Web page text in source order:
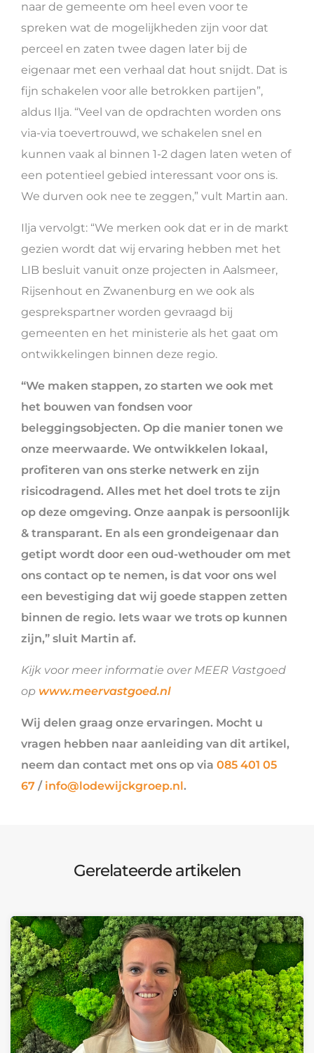
naar de gemeente om heel even voor te
spreken wat de mogelijkheden zijn voor dat
perceel en zaten twee dagen later bij de
eigenaar met een verhaal dat hout snijdt. Dat is
fijn schakelen voor alle betrokken partijen”,
aldus Ilja. “Veel van de opdrachten worden ons
via-via toevertrouwd, we schakelen snel en
kunnen vaak al binnen 1-2 dagen laten weten of
een potentieel gebied interessant voor ons is.
We durven ook nee te zeggen,” vult Martin aan.
Ilja vervolgt: “We merken ook dat er in de markt
gezien wordt dat wij ervaring hebben met het
LIB besluit vanuit onze projecten in Aalsmeer,
Rijsenhout en Zwanenburg en we ook als
gesprekspartner worden gevraagd bij
gemeenten en het ministerie als het gaat om
ontwikkelingen binnen deze regio.
“We maken stappen, zo starten we ook met
het bouwen van fondsen voor
beleggingsobjecten. Op die manier tonen we
onze meerwaarde. We ontwikkelen lokaal,
profiteren van ons sterke netwerk en zijn
risicodragend. Alles met het doel trots te zijn
op deze omgeving. Onze aanpak is persoonlijk
& transparant. En als een grondeigenaar dan
getipt wordt door een oud-wethouder om met
ons contact op te nemen, is dat voor ons wel
een bevestiging dat wij goede stappen zetten
binnen de regio. Iets waar we trots op kunnen
zijn,” sluit Martin af.
Kijk voor meer informatie over MEER Vastgoed
op www.meervastgoed.nl
Wij delen graag onze ervaringen. Mocht u
vragen hebben naar aanleiding van dit artikel,
neem dan contact met ons op via 085 401 05
67 / info@lodewijckgroep.nl.
Gerelateerde artikelen